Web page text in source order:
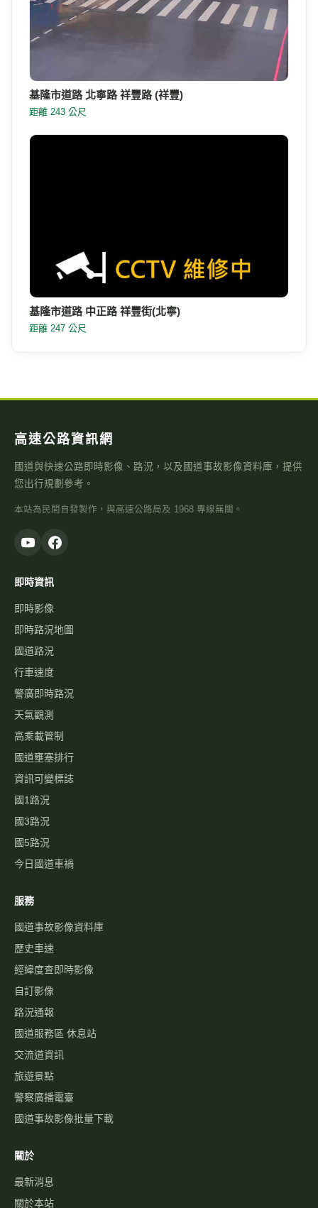
基隆市道路 北寧路 祥豐路 (祥豐)
距離 243 公尺
基隆市道路 中正路 祥豐街(北寧)
距離 247 公尺
高速公路資訊網
國道與快速公路即時影像、路況，以及國道事故影像資料庫，提供
您出行規劃參考。
本站為民間自發製作，與高速公路局及 1968 專線無關。
即時資訊
即時影像
即時路況地圖
國道路況
行車速度
警廣即時路況
天氣觀測
高乘載管制
國道壅塞排行
資訊可變標誌
國1路況
國3路況
國5路況
今日國道車禍
服務
國道事故影像資料庫
歷史車速
經緯度查即時影像
自訂影像
路況通報
國道服務區 休息站
交流道資訊
旅遊景點
警察廣播電臺
國道事故影像批量下載
關於
最新消息
關於本站